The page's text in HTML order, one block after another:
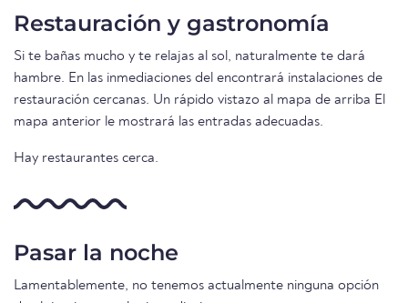
Restauración y gastronomía
Si te bañas mucho y te relajas al sol, naturalmente te dará
hambre. En las inmediaciones del encontrará instalaciones de
restauración cercanas. Un rápido vistazo al mapa de arriba El
mapa anterior le mostrará las entradas adecuadas.
Hay restaurantes cerca.
Pasar la noche
Lamentablemente, no tenemos actualmente ninguna opción